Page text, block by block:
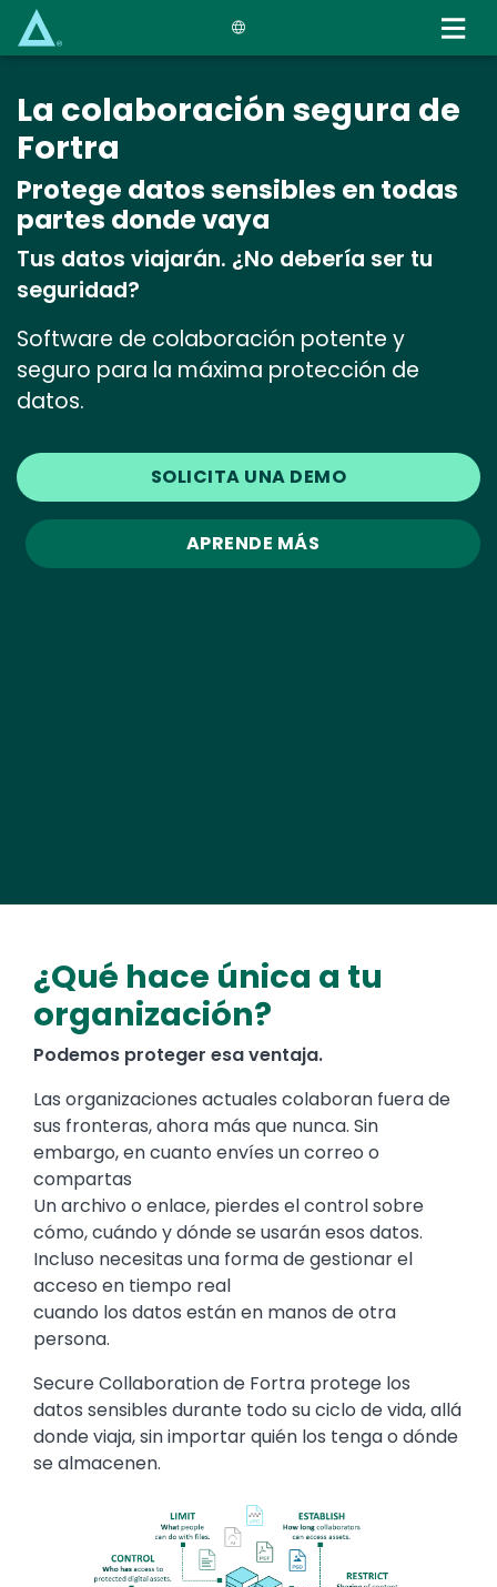
content
La colaboración segura de
Fortra
Protege datos sensibles en todas
partes donde vaya
Tus datos viajarán. ¿No debería ser tu
seguridad?
Software de colaboración potente y
seguro para la máxima protección de
datos.
SOLICITA UNA DEMO
APRENDE MÁS
¿Qué hace única a tu
organización?
Podemos proteger esa ventaja.
Las organizaciones actuales colaboran fuera de
sus fronteras, ahora más que nunca. Sin
embargo, en cuanto envíes un correo o
compartas
Un archivo o enlace, pierdes el control sobre
cómo, cuándo y dónde se usarán esos datos.
Incluso necesitas una forma de gestionar el
acceso en tiempo real
cuando los datos están en manos de otra
persona.
Secure Collaboration de Fortra protege los
datos sensibles durante todo su ciclo de vida, allá
donde viaja, sin importar quién los tenga o dónde
se almacenen.